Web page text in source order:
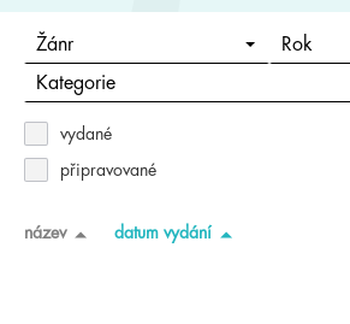
Žánr Rok
Kategorie
vydané
připravované
název datum vydání